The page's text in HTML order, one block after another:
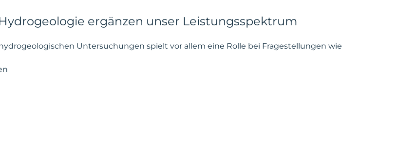
ergänzen unser Leistungsspektrum
Untersuchungen spielt vor allem eine Rolle bei Fragestellungen wie